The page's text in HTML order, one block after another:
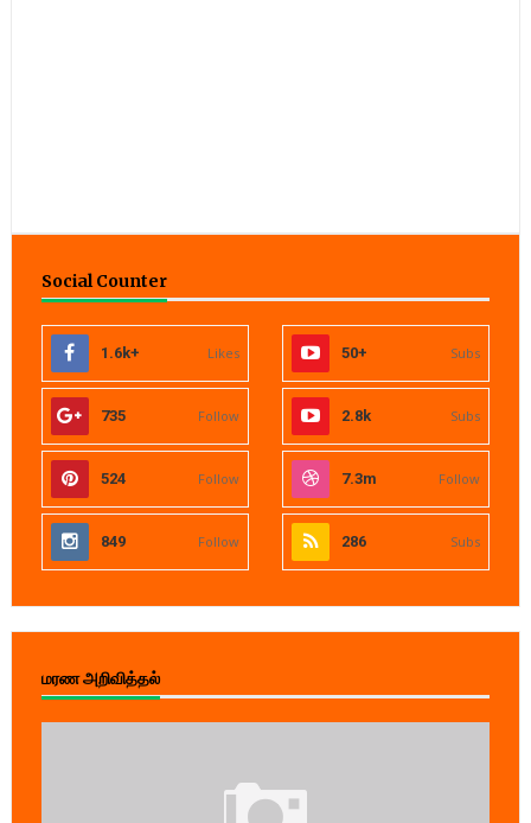
Social Counter
1.6k+ Likes 50+ Subs
735 Follow 2.8k Subs
524 Follow 7.3m Follow
849 Follow 286 Subs
மரண அறிவித்தல்